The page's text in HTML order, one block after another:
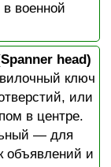
военной
head)
ключ
или
в центре.
— для
объявлений и